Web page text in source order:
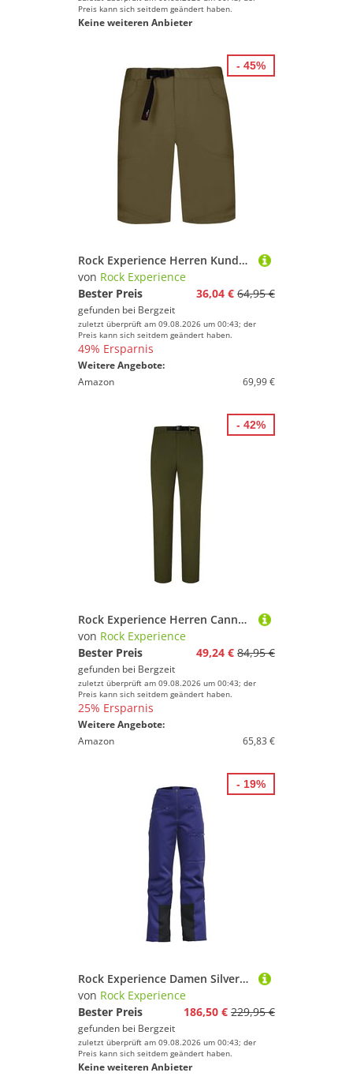
Preis kann sich seitdem geändert haben.
Keine weiteren Anbieter
Rock Experience Herren Kundalini Shorts
von Rock Experience
Bester Preis
36,04 € 64,95 €
gefunden bei Bergzeit
zuletzt überprüft am 09.08.2026 um 00:43; der
Preis kann sich seitdem geändert haben.
49% Ersparnis
Weitere Angebote:
Amazon
69,99 €
- 45%
Rock Experience Herren Cannelloni Hose
von Rock Experience
Bester Preis
49,24 € 84,95 €
gefunden bei Bergzeit
zuletzt überprüft am 09.08.2026 um 00:43; der
Preis kann sich seitdem geändert haben.
25% Ersparnis
Weitere Angebote:
Amazon
65,83 €
- 42%
Rock Experience Damen Silverstar Padded Hose
von Rock Experience
Bester Preis
186,50 € 229,95 €
gefunden bei Bergzeit
zuletzt überprüft am 09.08.2026 um 00:43; der
Preis kann sich seitdem geändert haben.
Keine weiteren Anbieter
- 19%